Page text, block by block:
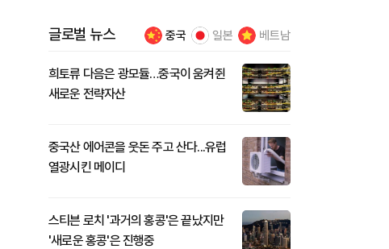
글로벌 뉴스 중국 일본 베트남
희토류 다음은 광모듈…중국이 움켜쥔
새로운 전략자산
중국산 에어콘을 웃돈 주고 산다...유럽
열광시킨 메이디
스티븐 로치 '과거의 홍콩'은 끝났지만
'새로운 홍콩'은 진행중